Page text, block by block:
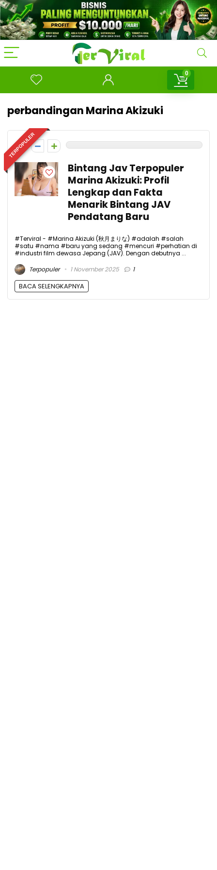
0
perbandingan Marina Akizuki
TERPOPULER
0
Bintang Jav Terpopuler
Marina Akizuki: Profil
Lengkap dan Fakta
Menarik Bintang JAV
Pendatang Baru
#Terviral - #Marina Akizuki (秋月まりな) #adalah #salah
#satu #nama #baru yang sedang #mencuri #perhatian di
#industri film dewasa Jepang (JAV). Dengan debutnya ...
Terpopuler
1 November 2025 1
BACA SELENGKAPNYA